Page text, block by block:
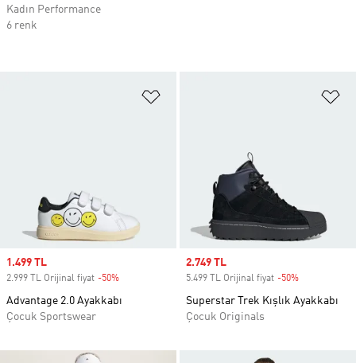
Sale price
1.499 TL
2.999 TL Orijinal fiyat -50%
Advantage 2.0 Ayakkabı
Çocuk Sportswear
Sale price
2.749 TL
5.499 TL Orijinal fiyat -50%
Superstar Trek Kışlık Ayakkabı
Çocuk Originals
Kadın Performance
6 renk